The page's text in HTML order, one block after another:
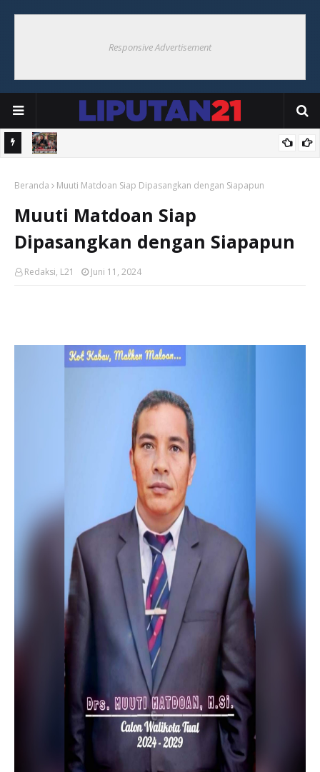
Responsive Advertisement
Damai di Polres Maluku Tenggara
Beranda Muuti Matdoan Siap Dipasangkan dengan Siapapun
Muuti Matdoan Siap
Dipasangkan dengan Siapapun
Redaksi, L21 Juni 11, 2024